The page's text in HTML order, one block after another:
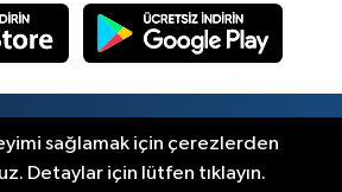
sağlamak için çerezlerden
Detaylar için lütfen tıklayın.